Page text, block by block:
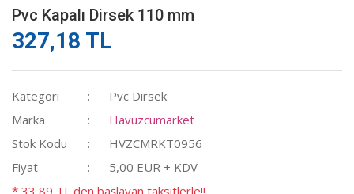
Pvc Kapalı Dirsek 110 mm
327,18 TL
Kategori
Pvc Dirsek
Marka
Havuzcumarket
Stok Kodu
HVZCMRKT0956
Fiyat
5,00 EUR + KDV
* 33,89 TL den başlayan taksitlerle!!